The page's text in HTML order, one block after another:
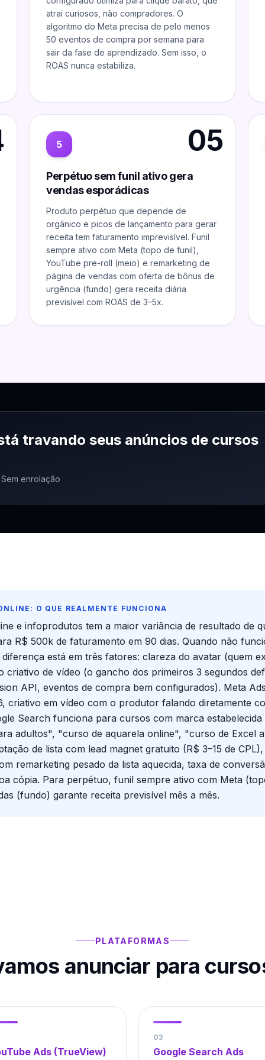
atrai curiosos, não compradores. O
algoritmo do Meta precisa de pelo menos
50 eventos de compra por semana para
sair da fase de aprendizado. Sem isso, o
ROAS nunca estabiliza.
05
5
Perpétuo sem funil ativo gera
vendas esporádicas
Produto perpétuo que depende de
orgânico e picos de lançamento para gerar
receita tem faturamento imprevisível. Funil
sempre ativo com Meta (topo de funil),
YouTube pre-roll (meio) e remarketing de
página de vendas com oferta de bônus de
urgência (fundo) gera receita diária
previsível com ROAS de 3–5x.
travando seus anúncios de cursos
Sem enrolação
O QUE REALMENTE FUNCIONA
e infoprodutos tem a maior variância de resultado de
R$ 500k de faturamento em 90 dias. Quando não
está em três fatores: clareza do avatar (quem
criativo de vídeo (o gancho dos primeiros 3 segundos
API, eventos de compra bem configurados). Meta
criativo em vídeo com o produtor falando diretamente
Search funciona para cursos com marca
adultos", "curso de aquarela online", "curso de Excel
de lista com lead magnet gratuito (R$ 3–15 de
remarketing pesado da lista aquecida, taxa de
cópia. Para perpétuo, funil sempre ativo com Meta
(fundo) garante receita previsível mês a mês.
PLATAFORMAS
anunciar para
Ads (TrueView)
03
Google Search Ads